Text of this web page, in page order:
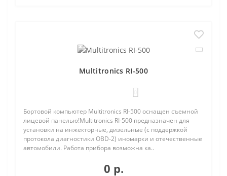
Multitronics RI-500
Бортовой компьютер Multitronics RI-500 оснащен съемной
лицевой панелью!Multitronics RI-500 предназначен для
установки на инжекторные, дизельные (с поддержкой
протокола диагностики OBD-2) иномарки и отечественные
автомобили. Работа прибора возможна ка..
0 р.